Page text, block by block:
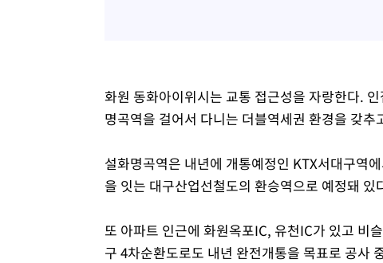
화원 동화아이위시는 교통 접근성을 자랑한다.
명곡역을 걸어서 다니는 더블역세권 환경을 갖추
설화명곡역은 내년에 개통예정인 KTX서대구역
을 잇는 대구산업선철도의 환승역으로 예정돼 있
또 아파트 인근에 화원옥포IC, 유천IC가 있고 비
구 4차순환도로도 내년 완전개통을 목표로 공사